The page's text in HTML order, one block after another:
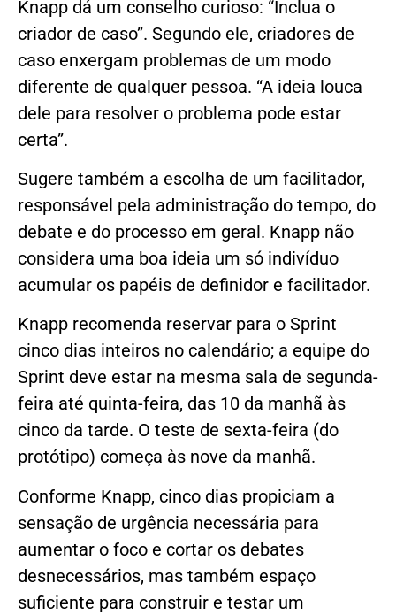
Knapp dá um conselho curioso: “Inclua o
criador de caso”. Segundo ele, criadores de
caso enxergam problemas de um modo
diferente de qualquer pessoa. “A ideia louca
dele para resolver o problema pode estar
certa”.
Sugere também a escolha de um facilitador,
responsável pela administração do tempo, do
debate e do processo em geral. Knapp não
considera uma boa ideia um só indivíduo
acumular os papéis de definidor e facilitador.
Knapp recomenda reservar para o Sprint
cinco dias inteiros no calendário; a equipe do
Sprint deve estar na mesma sala de segunda-
feira até quinta-feira, das 10 da manhã às
cinco da tarde. O teste de sexta-feira (do
protótipo) começa às nove da manhã.
Conforme Knapp, cinco dias propiciam a
sensação de urgência necessária para
aumentar o foco e cortar os debates
desnecessários, mas também espaço
suficiente para construir e testar um